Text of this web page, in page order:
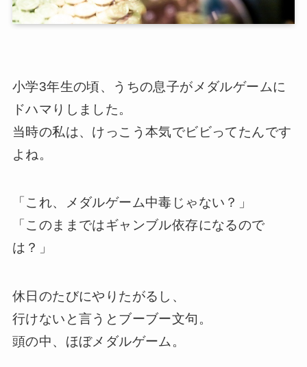
小学3年生の頃、うちの息子がメダルゲームに
ドハマりしました。
当時の私は、けっこう本気でビビってたんです
よね。
「これ、メダルゲーム中毒じゃない？」
「このままではギャンブル依存になるので
は？」
休日のたびにやりたがるし、
行けないと言うとブーブー文句。
頭の中、ほぼメダルゲーム。